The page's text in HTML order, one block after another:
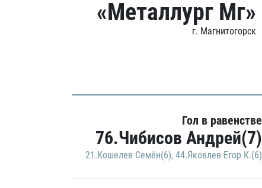
«Металлург Мг»
г. Магнитогорск
Гол в равенстве
76.Чибисов Андрей(7)
21.Кошелев Семён(6), 44.Яковлев Егор К.(6)